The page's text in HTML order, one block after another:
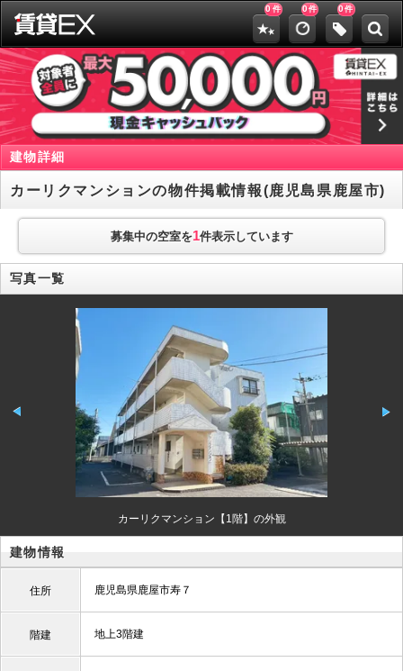
0 件 0件 0件
建物詳細
カーリクマンションの物件掲載情報(鹿児島県鹿屋市)
募集中の空室を1件表示しています
写真一覧
カーリクマンション【1階】の外観
建物情報
住所 鹿児島県鹿屋市寿７
階建 地上3階建